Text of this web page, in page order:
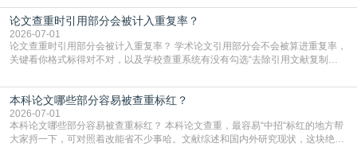
真的太亏。提前做AIGC检测，已经成了很多过来人交稿前必做的一步。为什么
AIGC检测成了论文答辩投稿前的必备项？可能还有不少人觉得，我就用AI搭了个
框架，内容都是自己写的，至于做AIG
论文查重时引用部分会被计入重复率？
2026-07-01
论文查重时引用部分会被计入重复率？ 学术论文引用部分会不会被算进重复率，
关键看你格式标得对不对，以及学校查重系统有没有勾选“去除引用文献复制
独占一行，每条文献用[1][2]方括号编号、与正文一一对应，著录项符合GB/T
7714（作者、题名、刊名、年、卷期、页码齐全，标点用半角）；查重系统识别
成功后通常把这段标为引用，
本科论文哪些部分容易被查重标红？
2026-07-01
本科论文哪些部分容易被查重标红？ 本科论文查重，最容易“中招“标红的地方帮
大家捋一下，可对照着改能省不少事哈。文献综述和国内外研究现状，这块绝对